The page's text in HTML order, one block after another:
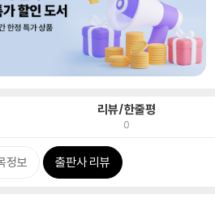
리뷰/한줄평
0
정보 출판사 리뷰